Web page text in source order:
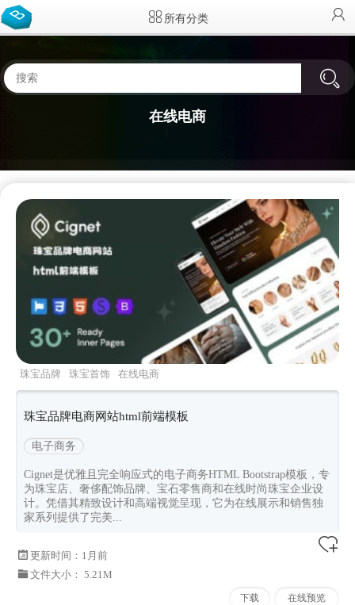
所有分类
在线电商
珠宝品牌 珠宝首饰
在线电商
cignet
Bootstrapv533
珠宝品牌电商网站html前端模板
电子商务
Cignet是优雅且完全响应式的电子商务HTML Bootstrap模板，专
为珠宝店、奢侈配饰品牌、宝石零售商和在线时尚珠宝企业设
计。凭借其精致设计和高端视觉呈现，它为在线展示和销售独
家系列提供了完美...
更新时间： 1月前
文件大小： 5.21M
下载 在线预览